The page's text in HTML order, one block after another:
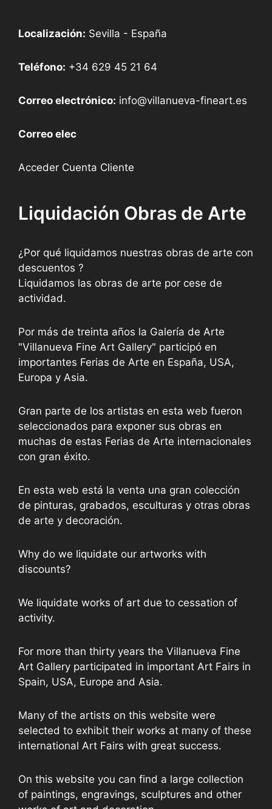
Localización: Sevilla - España
Teléfono: +34 629 45 21 64
Correo electrónico: info@villanueva-fineart.es
Correo elec
Acceder Cuenta Cliente
Liquidación Obras de Arte
¿Por qué liquidamos nuestras obras de arte con
descuentos ?
Liquidamos las obras de arte por cese de
actividad.
Por más de treinta años la Galería de Arte
"Villanueva Fine Art Gallery" participó en
importantes Ferias de Arte en España, USA,
Europa y Asia.
Gran parte de los artistas en esta web fueron
seleccionados para exponer sus obras en
muchas de estas Ferias de Arte internacionales
con gran éxito.
En esta web está la venta una gran colección
de pinturas, grabados, esculturas y otras obras
de arte y decoración.
Why do we liquidate our artworks with
discounts?
We liquidate works of art due to cessation of
activity.
For more than thirty years the Villanueva Fine
Art Gallery participated in important Art Fairs in
Spain, USA, Europe and Asia.
Many of the artists on this website were
selected to exhibit their works at many of these
international Art Fairs with great success.
On this website you can find a large collection
of paintings, engravings, sculptures and other